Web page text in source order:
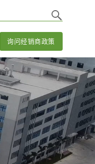
询问经销商政策